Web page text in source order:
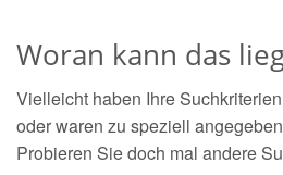
Woran kann das
Vielleicht haben Ihre
oder waren zu speziell
Probieren Sie doch mal andere